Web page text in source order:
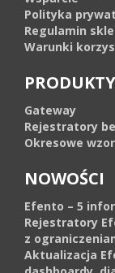
Polityka
Regulamin
Warunki
PRODUKTY
Gateway
Rejestratory
Okresowe
NOWOŚCI
Efento – 5
Rejestratory
z
Aktualizacja